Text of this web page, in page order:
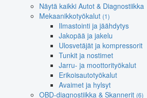
Näytä kaikki Autot & Diagnostiikka
Mekaanikkotyökalut (1)
Ilmastointi ja jäähdytys
Jakopää ja jakelu
Ulosvetäjät ja kompressorit
Tunkit ja nostimet
Jarru- ja moottorityökalut
Erikoisautotyökalut
Avaimet ja hylsyt
OBD-diagnostiikka & Skannerit (6)